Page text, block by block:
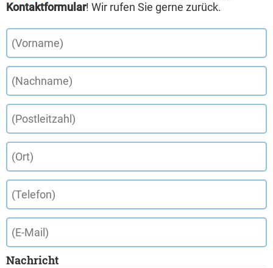
Kontaktformular! Wir rufen Sie gerne zurück.
Nachricht